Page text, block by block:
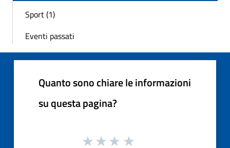
Sport (1)
Eventi passati
Quanto sono chiare le informazioni
su questa pagina?